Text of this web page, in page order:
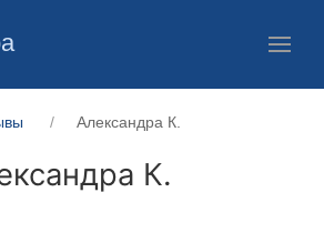
Александра К.
К.